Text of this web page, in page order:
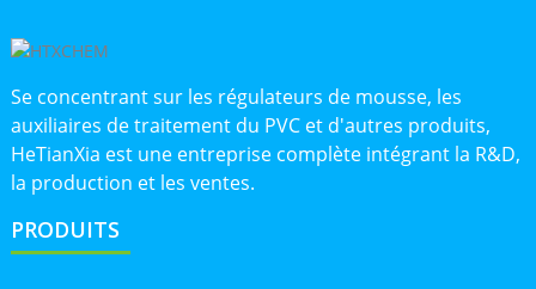
Se concentrant sur les régulateurs de mousse, les
auxiliaires de traitement du PVC et d'autres produits,
HeTianXia est une entreprise complète intégrant la R&D,
la production et les ventes.
PRODUITS